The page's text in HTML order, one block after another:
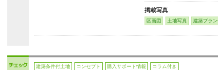
掲載写真
区画図 土地写真 建築プラ
建築条件付土地 コンセプト 購入サポート情報 コラム付き